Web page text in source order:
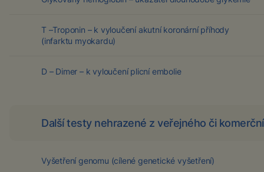
T –Troponin – k vyloučení akutní koronární příhody
(infarktu myokardu)
D – Dimer – k vyloučení plicní embolie
Další testy nehrazené z veřejného či
Vyšetření genomu (cílené genetické vyšetření)